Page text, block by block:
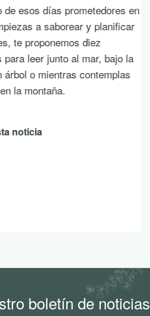
días prometedores en
a saborear y planificar
diez
leer junto al mar, bajo la
o mientras contemplas
boletín de noticias